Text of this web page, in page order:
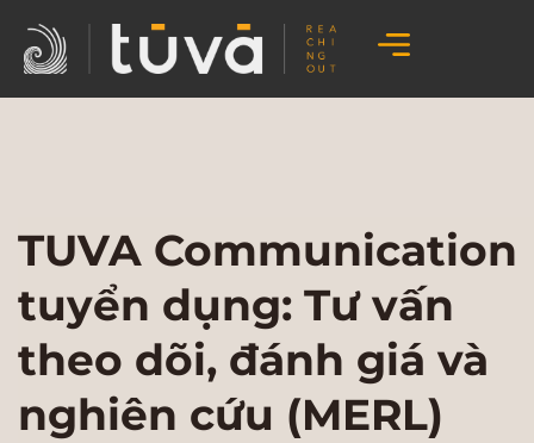
TUVA Communication
tuyển dụng: Tư vấn
theo dõi, đánh giá và
nghiên cứu (MERL)